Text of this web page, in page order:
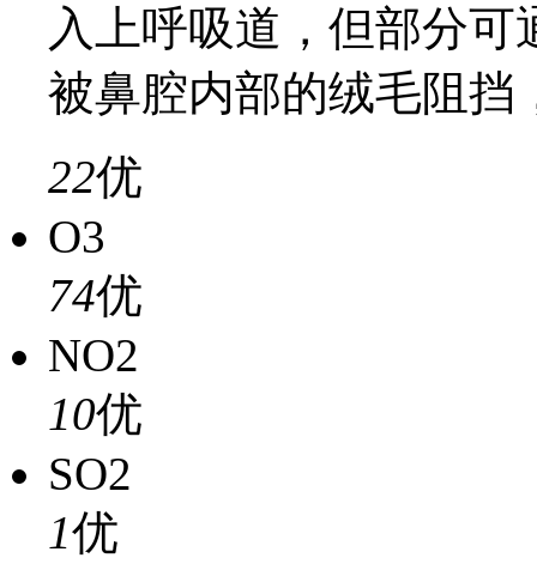
入上呼吸道，但部分
被鼻腔内部的绒毛阻挡
22优
O3
74优
NO2
10优
SO2
1优